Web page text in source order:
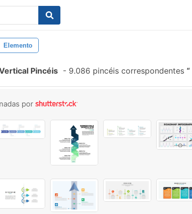
Elemento
Pincéis - 9.086 pincéis correspondentes
por